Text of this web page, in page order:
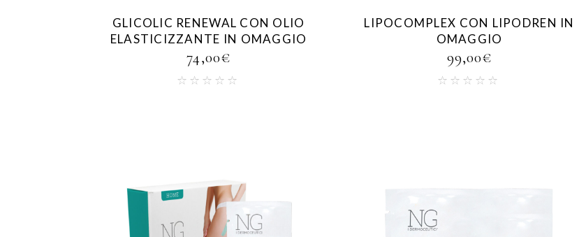
GLICOLIC RENEWAL CON OLIO
ELASTICIZZANTE IN OMAGGIO
74,00€
LIPOCOMPLEX CON LIPODREN IN
OMAGGIO
99,00€